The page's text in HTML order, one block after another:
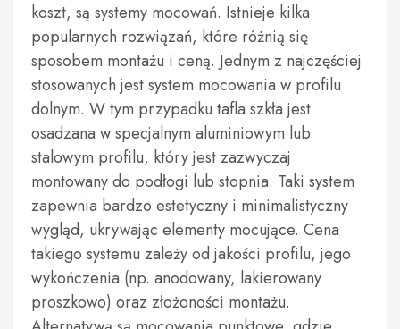
koszt, są systemy mocowań. Istnieje kilka
popularnych rozwiązań, które różnią się
sposobem montażu i ceną. Jednym z najczęściej
stosowanych jest system mocowania w profilu
dolnym. W tym przypadku tafla szkła jest
osadzana w specjalnym aluminiowym lub
stalowym profilu, który jest zazwyczaj
montowany do podłogi lub stopnia. Taki system
zapewnia bardzo estetyczny i minimalistyczny
wygląd, ukrywając elementy mocujące. Cena
takiego systemu zależy od jakości profilu, jego
wykończenia (np. anodowany, lakierowany
proszkowo) oraz złożoności montażu.